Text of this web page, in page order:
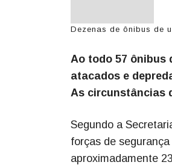
Dezenas de ônibus de
Ao todo 57 ônibus
atacados e
As circunstâncias
Segundo a
forças de
aproximadamente